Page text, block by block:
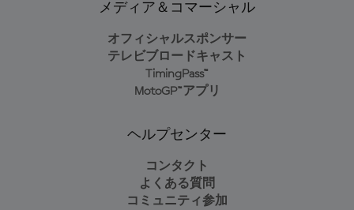
メディア＆コマーシャル
オフィシャルスポンサー
テレビブロードキャスト
TimingPass™
MotoGP™アプリ
ヘルプセンター
コンタクト
よくある質問
コミュニティ参加